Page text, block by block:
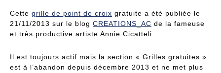
Cette grille de point de croix gratuite a été publiée le
21/11/2013 sur le blog CREATIONS_AC de la fameuse
et très productive artiste Annie Cicatteli.
Il est toujours actif mais la section « Grilles gratuites »
est à l’abandon depuis décembre 2013 et ne met plus